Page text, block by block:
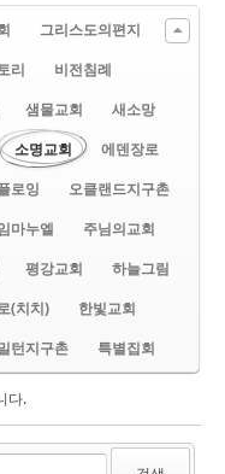
그리스도의편지
리
비전침례
샘물교회
새소망
소명교회
에덴장로
로잉
오클랜드지구촌
마누엘
주님의교회
평강교회
하늘그림
(치치)
한빛교회
턴지구촌 특별집회
다.